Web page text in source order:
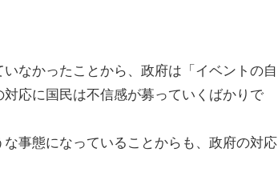
なかったことから、政府は「イベントの自
応に国民は不信感が募っていくばかりで
事態になっていることからも、政府の対応